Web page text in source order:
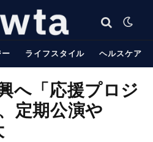
ライフスタイル ヘルスケア
へ「応援プロジ
定期公演や